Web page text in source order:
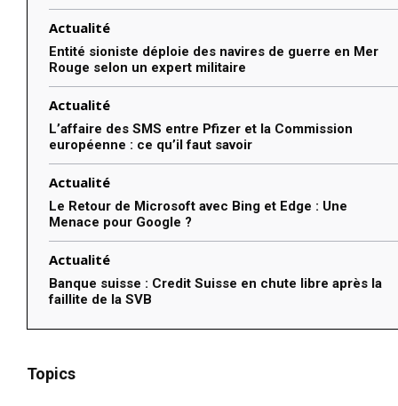
Actualité
Entité sioniste déploie des navires de guerre en Mer
Rouge selon un expert militaire
Actualité
L’affaire des SMS entre Pfizer et la Commission
européenne : ce qu’il faut savoir
Actualité
Le Retour de Microsoft avec Bing et Edge : Une
Menace pour Google ?
Actualité
Banque suisse : Credit Suisse en chute libre après la
faillite de la SVB
Topics